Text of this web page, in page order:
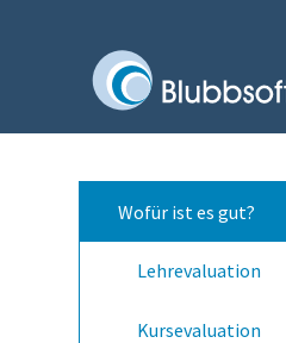
Wofür ist es gut?
Lehrevaluation
Kursevaluation